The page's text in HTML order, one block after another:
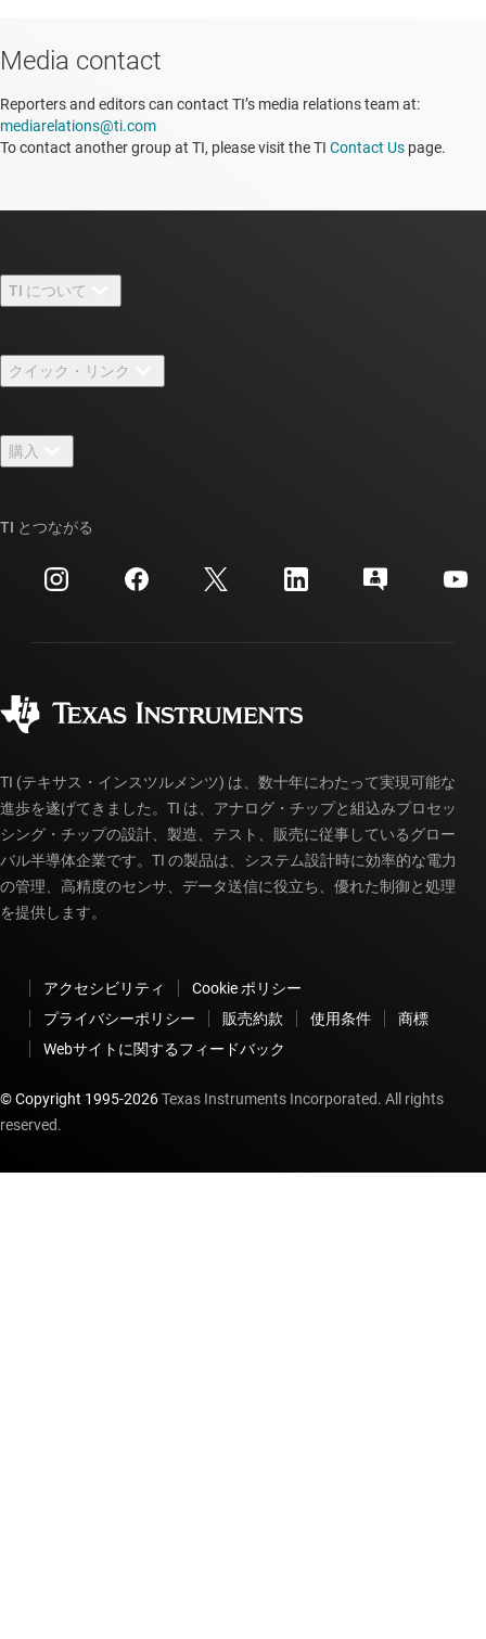
Media contact
Reporters and editors can contact TI’s media relations team at:
mediarelations@ti.com
To contact another group at TI, please visit the TI Contact Us page.
TI について
採用情報
ニュース
イベント
投資家向け情報
クイック・リンク
TI E2E™ 設計サポート・フォーラム
クロスリファレンス検索
カスタマー・サポート・センター
myTI アカウントの FAQ
購入
ご注文に関する FAQ
TI とつながる
TI (テキサス・インスツルメンツ) は、数十年にわたって実現可能な
進歩を遂げてきました。TI は、アナログ・チップと組込みプロセッ
シング・チップの設計、製造、テスト、販売に従事しているグロー
バル半導体企業です。TI の製品は、システム設計時に効率的な電力
の管理、高精度のセンサ、データ送信に役立ち、優れた制御と処理
を提供します。
アクセシビリティ
Cookie ポリシー
プライバシーポリシー
販売約款 使用条件
商標
Webサイトに関するフィードバック
© Copyright 1995-2026Texas Instruments Incorporated. All rights
reserved.